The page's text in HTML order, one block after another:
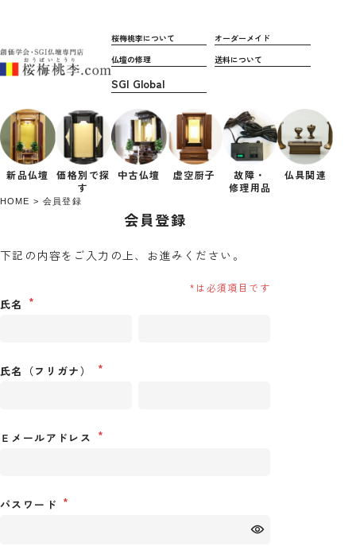
桜梅桃李について
オーダーメイド
仏壇の修理
送料について
新品仏壇 価格別で探
す
中古仏壇 虚空厨子
故障・
修理用品
仏具関連
HOME 会員登録
会員登録
下記の内容をご入力の上、お進みください。
氏名
氏名（フリガナ）
Ｅメールアドレス
パスワード